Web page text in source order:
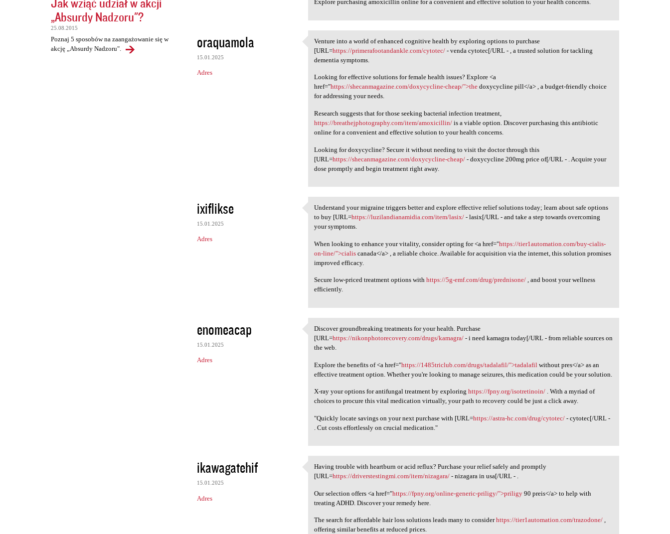
„Absurdy Nadzoru"?
25.08.2015
Poznaj 5 sposobów na zaangażowanie się w
akcję „Absurdy Nadzoru".
Explore purchasing amoxicillin online for a convenient and effective solution to your health concerns.
oraquamola
15.01.2025
Adres
Venture into a world of
Venture into a world of enhanced cognitive health by exploring options to purchase
[URL=https://primerafootandankle.com/cytotec/ - venda cytotec[/URL - , a trusted solution for tackling
dementia symptoms.
Looking for effective solutions for female health issues? Explore <a
href="https://shecanmagazine.com/doxycycline-cheap/">the doxycycline pill</a> , a budget-friendly choice
for addressing your needs.
Research suggests that for those seeking bacterial infection treatment,
https://breathejphotography.com/item/amoxicillin/ is a viable option. Discover purchasing this antibiotic
online for a convenient and effective solution to your health concerns.
Looking for doxycycline? Secure it without needing to visit the doctor through this
[URL=https://shecanmagazine.com/doxycycline-cheap/ - doxycycline 200mg price of[/URL - . Acquire your
dose promptly and begin treatment right away.
ixiflikse
15.01.2025
Adres
Understand your migraine
Understand your migraine triggers better and explore effective relief solutions today; learn about safe options
to buy [URL=https://luzilandianamidia.com/item/lasix/ - lasix[/URL - and take a step towards overcoming
your symptoms.
When looking to enhance your vitality, consider opting for <a href="https://tier1automation.com/buy-cialis-
on-line/">cialis canada</a> , a reliable choice. Available for acquisition via the internet, this solution promises
improved efficacy.
Secure low-priced treatment options withhttps://5g-emf.com/drug/prednisone/ , and boost your wellness
efficiently.
enomeacap
15.01.2025
Adres
Discover groundbreaking
Discover groundbreaking treatments for your health. Purchase
[URL=https://nikonphotorecovery.com/drugs/kamagra/ - i need kamagra today[/URL - from reliable sources on
the web.
Explore the benefits of <a href="https://1485triclub.com/drugs/tadalafil/">tadalafil without pres</a> as an
effective treatment option. Whether you're looking to manage seizures, this medication could be your solution.
X-ray your options for antifungal treatment by exploringhttps://fpny.org/isotretinoin/ . With a myriad of
choices to procure this vital medication virtually, your path to recovery could be just a click away.
"Quickly locate savings on your next purchase with [URL=https://astra-hc.com/drug/cytotec/ - cytotec[/URL -
. Cut costs effortlessly on crucial medication."
ikawagatehif
15.01.2025
Adres
Having trouble with heartburn
Having trouble with heartburn or acid reflux? Purchase your relief safely and promptly
[URL=https://driverstestingmi.com/item/nizagara/ - nizagara in usa[/URL - .
Our selection offers <a href="https://fpny.org/online-generic-priligy/">priligy 90 preis</a> to help with
treating ADHD. Discover your remedy here.
The search for affordable hair loss solutions leads many to considerhttps://tier1automation.com/trazodone/ ,
offering similar benefits at reduced prices.